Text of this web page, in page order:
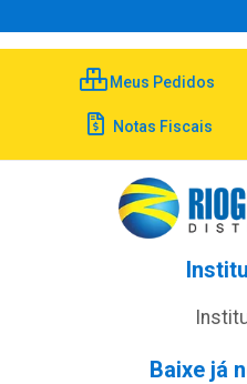
Meus Pedidos
Notas Fiscais
Baixe já